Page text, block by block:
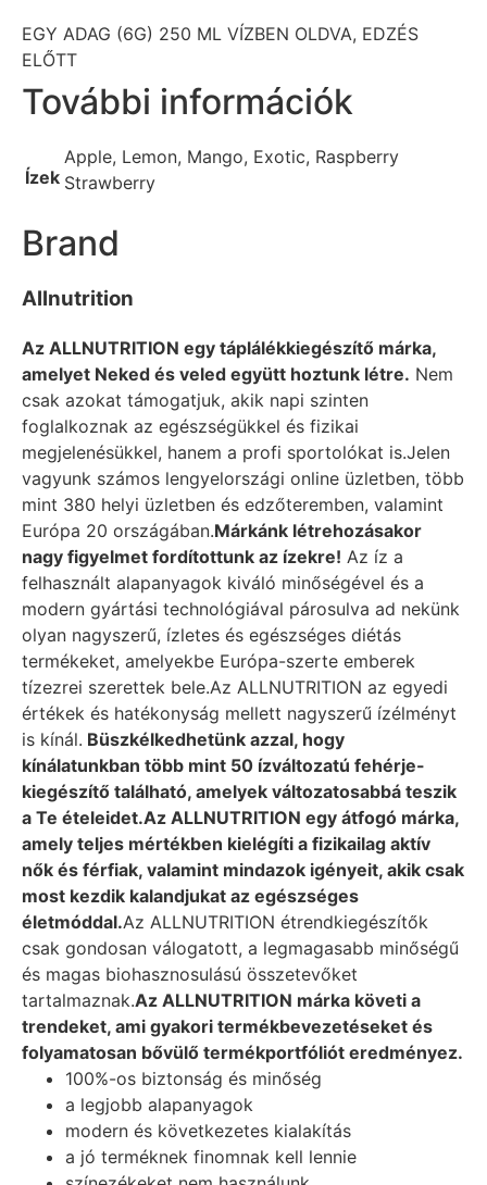
EGY ADAG (6G) 250 ML VÍZBEN OLDVA, EDZÉS
ELŐTT
További információk
Ízek
Apple, Lemon, Mango, Exotic, Raspberry
Strawberry
Brand
Allnutrition
Az ALLNUTRITION egy táplálékkiegészítő márka,
amelyet Neked és veled együtt hoztunk létre. Nem
csak azokat támogatjuk, akik napi szinten
foglalkoznak az egészségükkel és fizikai
megjelenésükkel, hanem a profi sportolókat is.Jelen
vagyunk számos lengyelországi online üzletben, több
mint 380 helyi üzletben és edzőteremben, valamint
Európa 20 országában.Márkánk létrehozásakor
nagy figyelmet fordítottunk az ízekre! Az íz a
felhasznált alapanyagok kiváló minőségével és a
modern gyártási technológiával párosulva ad nekünk
olyan nagyszerű, ízletes és egészséges diétás
termékeket, amelyekbe Európa-szerte emberek
tízezrei szerettek bele.Az ALLNUTRITION az egyedi
értékek és hatékonyság mellett nagyszerű ízélményt
is kínál. Büszkélkedhetünk azzal, hogy
kínálatunkban több mint 50 ízváltozatú fehérje-
kiegészítő található, amelyek változatosabbá teszik
a Te ételeidet.Az ALLNUTRITION egy átfogó márka,
amely teljes mértékben kielégíti a fizikailag aktív
nők és férfiak, valamint mindazok igényeit, akik csak
most kezdik kalandjukat az egészséges
életmóddal.Az ALLNUTRITION étrendkiegészítők
csak gondosan válogatott, a legmagasabb minőségű
és magas biohasznosulású összetevőket
tartalmaznak.Az ALLNUTRITION márka követi a
trendeket, ami gyakori termékbevezetéseket és
folyamatosan bővülő termékportfóliót eredményez.
100%-os biztonság és minőség
a legjobb alapanyagok
modern és következetes kialakítás
a jó terméknek finomnak kell lennie